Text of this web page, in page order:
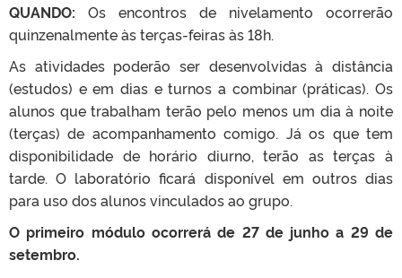
QUANDO: Os encontros de nivelamento ocorrerão
quinzenalmente às terças-feiras às 18h.
As atividades poderão ser desenvolvidas à distância
(estudos) e em dias e turnos a combinar (práticas). Os
alunos que trabalham terão pelo menos um dia à noite
(terças) de acompanhamento comigo. Já os que tem
disponibilidade de horário diurno, terão as terças à
tarde. O laboratório ficará disponível em outros dias
para uso dos alunos vinculados ao grupo.
O primeiro módulo ocorrerá de 27 de junho a 29 de
setembro.